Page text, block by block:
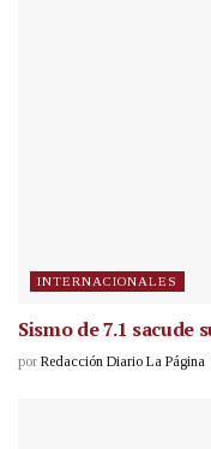
INTERNACIONALES
Sismo de 7.1 sacude
por Redacción Diario La Página